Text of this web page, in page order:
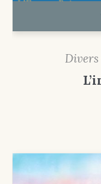
Divers